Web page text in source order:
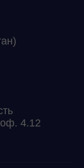
оф. 4.12